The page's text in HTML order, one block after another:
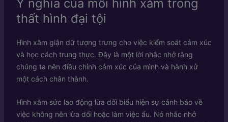
Ý nghĩa của mỗi hình xăm trong
thất hình đại tội
Hình xăm giận dữ tượng trưng cho việc kiểm soát cảm xúc
và học cách trung thực. Đây là một lời nhắc nhở rằng
chúng ta nên điều chỉnh cảm xúc của mình và hành xử
một cách chân thành.
Hình xăm sức lao động lừa dối biểu hiện sự cảnh báo về
việc không nên lừa dối hoặc làm việc ẩu. Nó nhắc nhở